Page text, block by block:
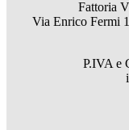
Fattoria
Via Enrico Fermi
P.IVA e